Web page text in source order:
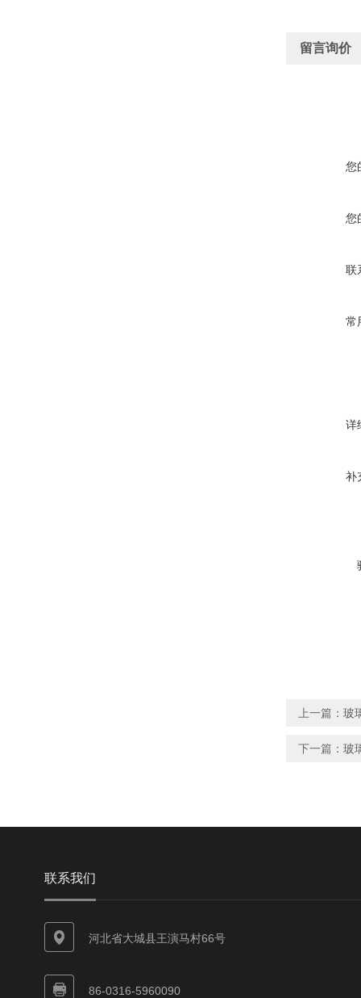
留言询价
您
您
联
常
详
补
上一篇： 玻
下一篇： 玻
联系我们
河北省大城县王演马村66号
86-0316-5960090